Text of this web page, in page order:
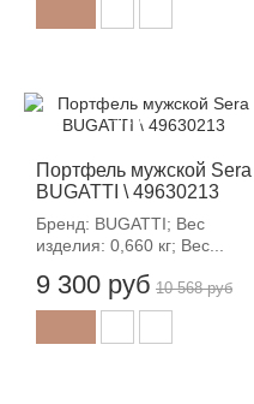
Портфель мужской Sera
BUGATTI \ 49630213
Бренд: BUGATTI; Вес
изделия: 0,660 кг; Вес...
9 300 руб
-12%
10 568 руб